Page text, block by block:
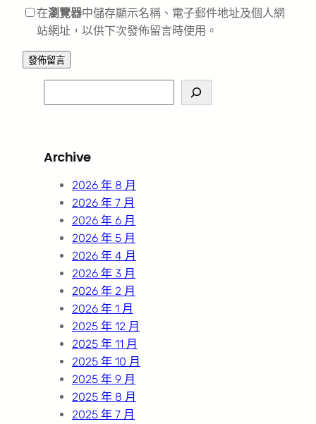
在瀏覽器中儲存顯示名稱、電子郵件地址及個人網
站網址，以供下次發佈留言時使用。
e
c
Archive
2026 年 8 月
2026 年 7 月
2026 年 6 月
2026 年 5 月
2026 年 4 月
2026 年 3 月
2026 年 2 月
2026 年 1 月
2025 年 12 月
2025 年 11 月
2025 年 10 月
2025 年 9 月
2025 年 8 月
2025 年 7 月